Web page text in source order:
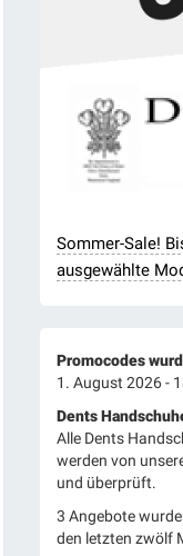
Sommer-Sale!
ausgewählte
Promocodes
1. August 2026 -
Dents
Alle Dents
werden von
und überprüft.
3 Angebote
den letzten zwölf